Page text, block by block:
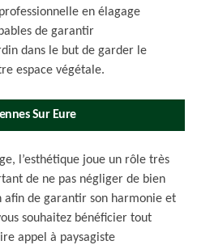
en élagage
de garantir
dans le but de garder le
espace végétale.
Sur Eure
l’esthétique joue un rôle très
de ne pas négliger de bien
de garantir son harmonie et
souhaitez bénéficier tout
appel à paysagiste